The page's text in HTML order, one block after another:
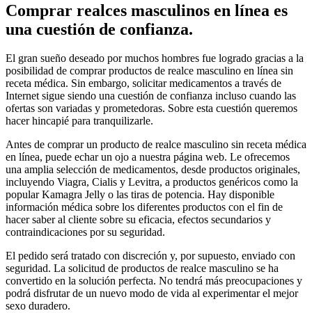
Comprar realces masculinos en línea es
una cuestión de confianza.
El gran sueño deseado por muchos hombres fue logrado gracias a la
posibilidad de comprar productos de realce masculino en línea sin
receta médica. Sin embargo, solicitar medicamentos a través de
Internet sigue siendo una cuestión de confianza incluso cuando las
ofertas son variadas y prometedoras. Sobre esta cuestión queremos
hacer hincapié para tranquilizarle.
Antes de comprar un producto de realce masculino sin receta médica
en línea, puede echar un ojo a nuestra página web. Le ofrecemos
una amplia selección de medicamentos, desde productos originales,
incluyendo Viagra, Cialis y Levitra, a productos genéricos como la
popular Kamagra Jelly o las tiras de potencia. Hay disponible
información médica sobre los diferentes productos con el fin de
hacer saber al cliente sobre su eficacia, efectos secundarios y
contraindicaciones por su seguridad.
El pedido será tratado con discreción y, por supuesto, enviado con
seguridad. La solicitud de productos de realce masculino se ha
convertido en la solución perfecta. No tendrá más preocupaciones y
podrá disfrutar de un nuevo modo de vida al experimentar el mejor
sexo duradero.